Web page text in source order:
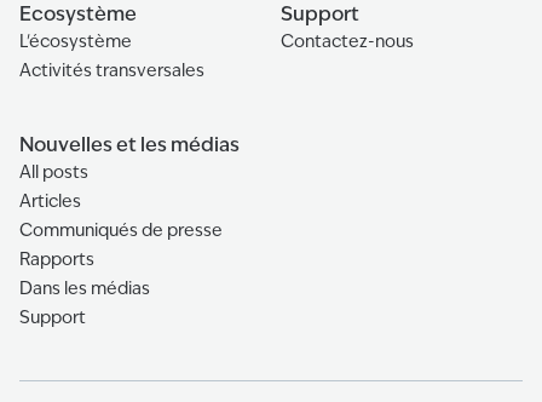
Ecosystème
L'écosystème
Activités transversales
Support
Contactez-nous
Nouvelles et les médias
All posts
Articles
Communiqués de presse
Rapports
Dans les médias
Support